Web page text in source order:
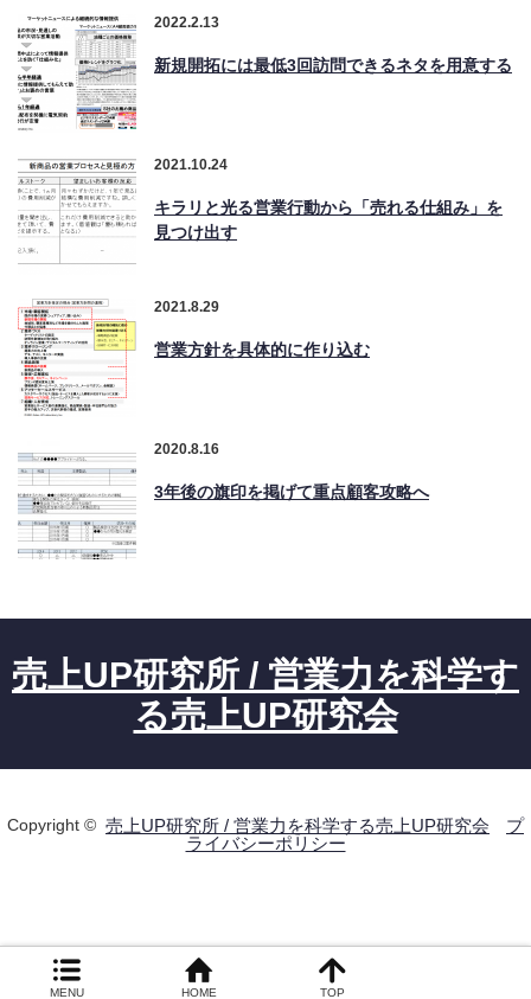
2022.2.13
新規開拓には最低3回訪問できるネタを用意する
2021.10.24
キラリと光る営業行動から「売れる仕組み」を
見つけ出す
2021.8.29
営業方針を具体的に作り込む
2020.8.16
3年後の旗印を掲げて重点顧客攻略へ
売上UP研究所 / 営業力を科学す
る売上UP研究会
MENU HOME TOP
Copyright © 売上UP研究所 / 営業力を科学する売上UP研究会
プ
ライバシーポリシー